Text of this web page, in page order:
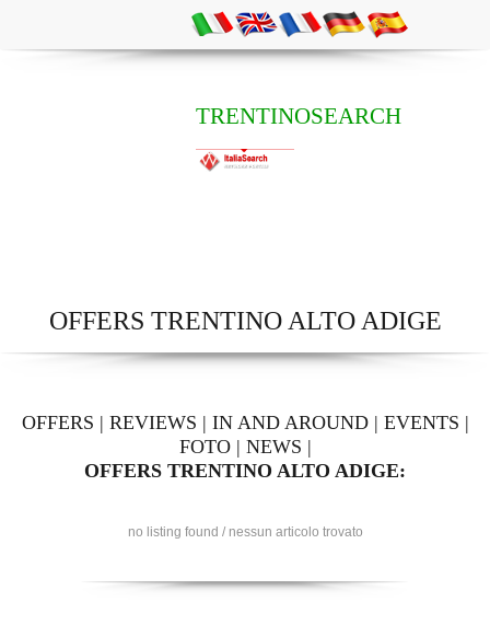
TRENTINOSEARCH
OFFERS TRENTINO ALTO ADIGE
OFFERS | REVIEWS | IN AND AROUND| EVENTS |
FOTO| NEWS |
OFFERS TRENTINO ALTO ADIGE:
no listing found / nessun articolo trovato